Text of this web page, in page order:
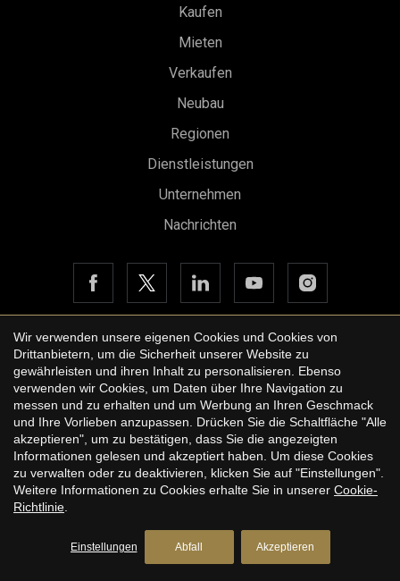
Weitere Infos anfordern
Kaufen
Mieten
Verkaufen
Neubau
Regionen
Dienstleistungen
Unternehmen
Nachrichten
Copyright © 2026 Urbane International Real Estate
Rechtshinweis der Website
Datenschutzbestimmungen
Cookie-Richtlinie
byiEstrategic
Wir verwenden unsere eigenen Cookies und Cookies von
Drittanbietern, um die Sicherheit unserer Website zu
gewährleisten und ihren Inhalt zu personalisieren. Ebenso
verwenden wir Cookies, um Daten über Ihre Navigation zu
messen und zu erhalten und um Werbung an Ihren Geschmack
und Ihre Vorlieben anzupassen. Drücken Sie die Schaltfläche "Alle
akzeptieren", um zu bestätigen, dass Sie die angezeigten
Informationen gelesen und akzeptiert haben. Um diese Cookies
zu verwalten oder zu deaktivieren, klicken Sie auf "Einstellungen".
Weitere Informationen zu Cookies erhalte Sie in unserer Cookie-
Richtlinie
Einstellungen Abfall Akzeptieren
Konfiguration speichern